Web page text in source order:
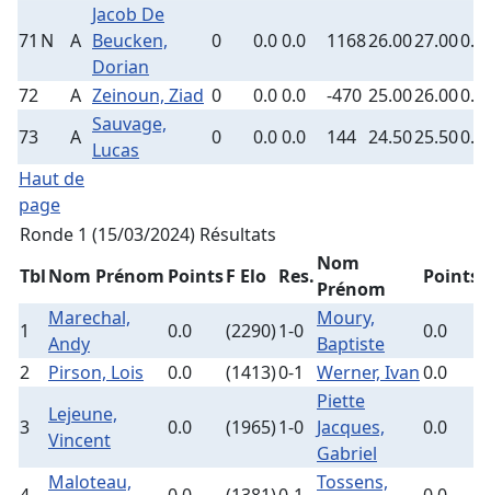
71 N A
Jacob De
Beucken,
Dorian
0 0.00.0 116826.0027.00
72 A Zeinoun, Ziad 0 0.00.0 -470 25.0026.00
73
A
Sauvage,
Lucas
0 0.00.0 144 24.5025.50
Haut de
page
Ronde 1 (15/03/2024) Résultats
TblNom Prénom PointsF Elo Res.
Nom
Prénom
Points
1
Marechal,
Andy
0.0 (2290)1-0
Moury,
Baptiste
0.0
2
Pirson, Lois 0.0 (1413)0-1 Werner, Ivan0.0
3
Lejeune,
Vincent
0.0 (1965)1-0
Piette
Jacques,
Gabriel
0.0
Maloteau,
Tossens,